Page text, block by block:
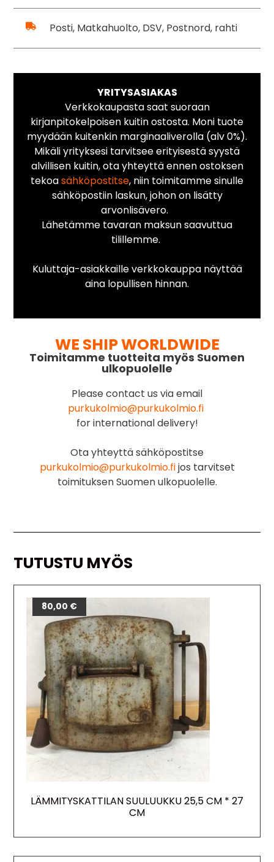
Posti, Matkahuolto, DSV, Postnord, rahti
YRITYSASIAKAS
Verkkokaupasta saat suoraan
kirjanpitokelpoisen kuitin ostosta. Moni tuote
myydään kuitenkin marginaaliverolla (alv 0%).
Mikäli yrityksesi tarvitsee erityisestä syystä
alvillisen kuitin, ota yhteyttä ennen ostoksen
tekoasähköpostitse, niin toimitamme sinulle
sähköpostiin laskun, johon on lisätty
arvonlisävero.
Lähetämme tavaran maksun saavuttua
tilillemme.
Kuluttaja-asiakkaille verkkokauppa näyttää
aina lopullisen hinnan.
WE SHIP WORLDWIDE
Toimitamme tuotteita myös Suomen
ulkopuolelle
Please contact us via email
purkukolmio@purkukolmio.fi
for international delivery!
Ota yhteyttä sähköpostitse
purkukolmio@purkukolmio.fijos tarvitset
toimituksen Suomen ulkopuolelle.
TUTUSTU MYÖS
LÄMMITYSKATTILAN SUULUUKKU 25,5 CM * 27
CM
80,00 €